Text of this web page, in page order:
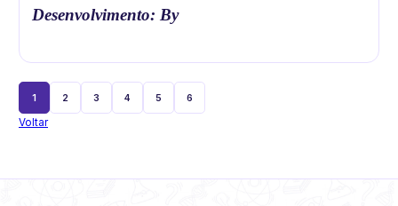
Desenvolvimento: By
1 2 3 4 5 6
Voltar